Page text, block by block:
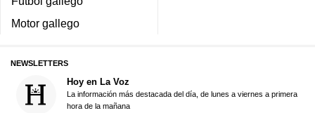
Motor gallego
NEWSLETTERS
Hoy en La Voz
La información más destacada del día, de lunes a viernes a primera
hora de la mañana